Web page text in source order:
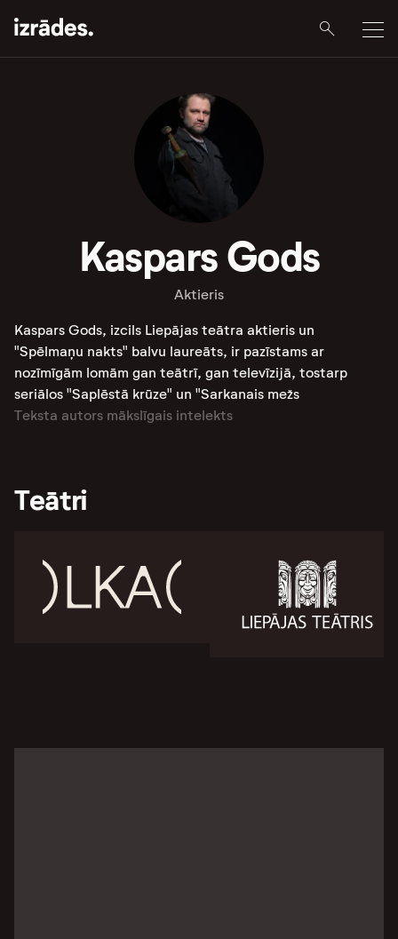
Kaspars Gods
Aktieris
Kaspars Gods, izcils Liepājas teātra aktieris un
"Spēlmaņu nakts" balvu laureāts, ir pazīstams ar
nozīmīgām lomām gan teātrī, gan televīzijā, tostarp
seriālos "Saplēstā krūze" un "Sarkanais mežs
Teksta autors mākslīgais intelekts
Teātri